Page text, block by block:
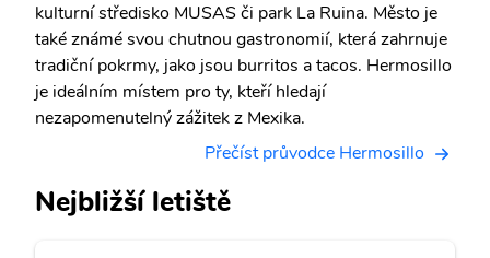
kulturní středisko MUSAS či park La Ruina. Město je
také známé svou chutnou gastronomií, která zahrnuje
tradiční pokrmy, jako jsou burritos a tacos. Hermosillo
je ideálním místem pro ty, kteří hledají
nezapomenutelný zážitek z Mexika.
Přečíst průvodce Hermosillo
Nejbližší letiště